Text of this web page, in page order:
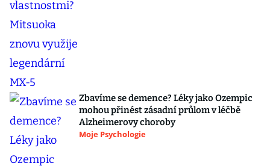
Zbavíme se demence? Léky jako Ozempic
mohou přinést zásadní průlom v léčbě
Alzheimerovy choroby
Moje Psychologie